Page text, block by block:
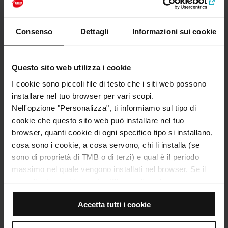
Consenso Dettagli Informazioni sui cookie
Questo sito web utilizza i cookie
I cookie sono piccoli file di testo che i siti web possono
installare nel tuo browser per vari scopi.
Nell'opzione "Personalizza", ti informiamo sul tipo di
cookie che questo sito web può installare nel tuo
browser, quanti cookie di ogni specifico tipo si installano,
cosa sono i cookie, a cosa servono, chi li installa (se
sono di proprietà di TMB o di terzi) e qual è il periodo
massimo nel quale vengono installati nel browser. Se il
installa alcun cookie di questo tipo.
Se scegli l'opzione "Accetta tutti i cookie", consenti
l'installazione di tutti questi cookie nel tuo browser.
Accetta tutti i cookie
Arte e cultura
Come arrivare a: Cimitero del Poblenou
Indirizzo
Carrer del Taulat, 2
Barcelona